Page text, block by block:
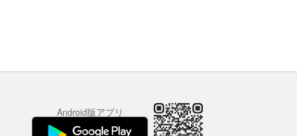
Android版アプリ